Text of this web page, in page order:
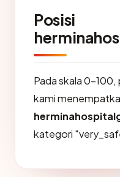
Posisi
Pada skala 0-
kami
kategori